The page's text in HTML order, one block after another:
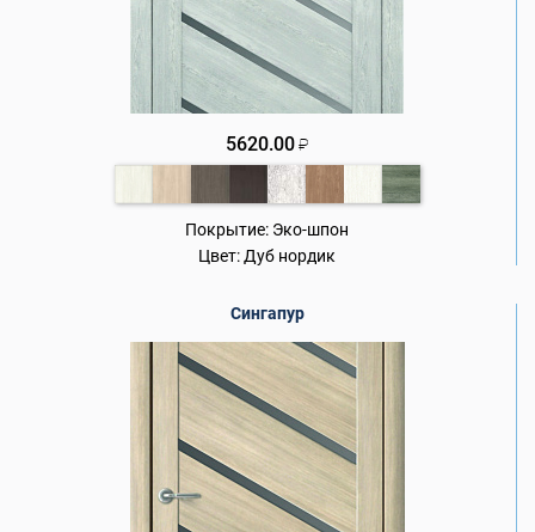
5620.00 ₽
Покрытие: Эко-шпон
Цвет: Дуб нордик
Сингапур